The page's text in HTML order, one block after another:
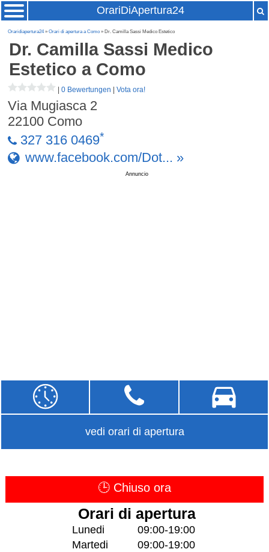
OrariDiApertura24
Oraridiapertura24»Orari di apertura a Como » Dr. Camilla Sassi Medico Estetico
Dr. Camilla Sassi Medico
Estetico a Como
|0 Bewertungen |Vota ora!
Via Mugiasca 2
22100 Como
327 316 0469*
www.facebook.com/Dot... »
Annuncio
vedi orari di apertura
🕒 Chiuso ora
Orari di apertura
Lunedi
09:00-19:00
Martedi
09:00-19:00